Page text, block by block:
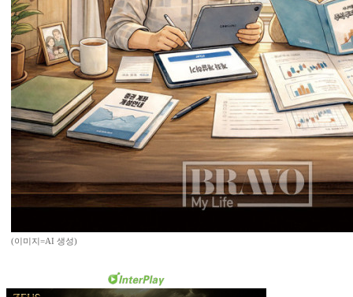
(이미지=AI 생성)